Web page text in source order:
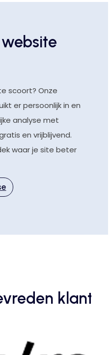
scoort? Onze
er persoonlijk in en
analyse met
en vrijblijvend.
waar je site beter
klanten